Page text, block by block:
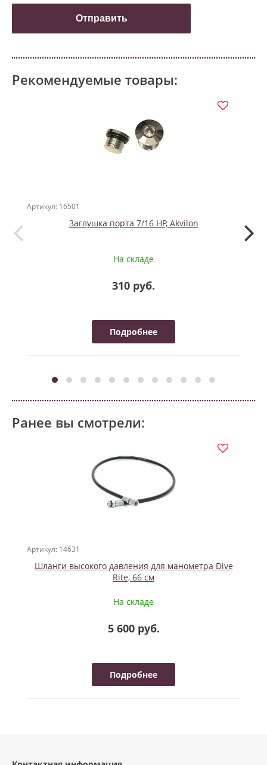
Рекомендуемые товары:
Артикул: 16501
Заглушка порта 7/16 HP, Akvilon
На складе
310 руб.
Подробнее
Ранее вы смотрели:
Артикул: 14631
Шланги высокого давления для манометра Dive
Rite, 66 см
На складе
5 600 руб.
Подробнее